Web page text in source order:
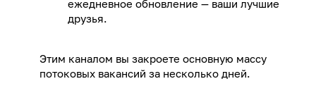
ежедневное обновление — ваши лучшие
друзья.
Этим каналом вы закроете основную массу
потоковых вакансий за несколько дней.